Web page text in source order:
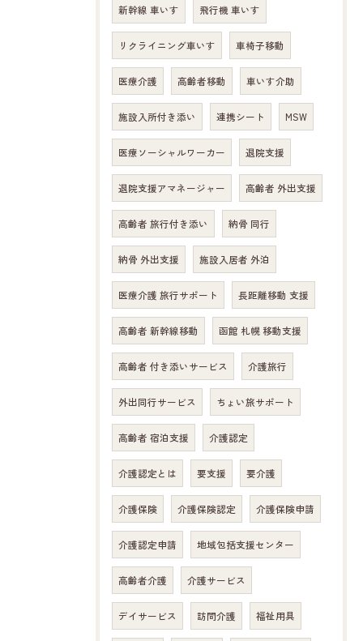
新幹線 車いす 飛行機 車いす
リクライニング車いす 車椅子移動
医療介護 高齢者移動 車いす介助
施設入所付き添い 連携シート MSW
医療ソーシャルワーカー 退院支援
退院支援アマネージャー 高齢者 外出支援
高齢者 旅行付き添い 納骨 同行
納骨 外出支援 施設入居者 外泊
医療介護 旅行サポート 長距離移動 支援
高齢者 新幹線移動 函館 札幌 移動支援
高齢者 付き添いサービス 介護旅行
外出同行サービス ちょい旅サポート
高齢者 宿泊支援 介護認定
介護認定とは 要支援 要介護
介護保険 介護保険認定 介護保険申請
介護認定申請 地域包括支援センター
高齢者介護 介護サービス
デイサービス 訪問介護 福祉用具